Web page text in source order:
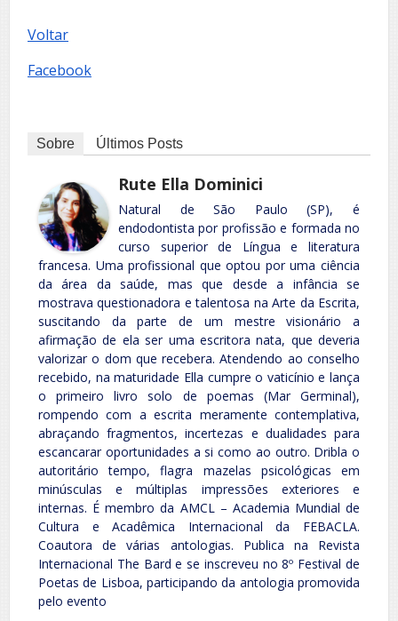
Voltar
Facebook
Sobre Últimos Posts
Rute Ella Dominici
Natural de São Paulo (SP), é
endodontista por profissão e formada no
curso superior de Língua e literatura
francesa. Uma profissional que optou por uma ciência
da área da saúde, mas que desde a infância se
mostrava questionadora e talentosa na Arte da Escrita,
suscitando da parte de um mestre visionário a
afirmação de ela ser uma escritora nata, que deveria
valorizar o dom que recebera. Atendendo ao conselho
recebido, na maturidade Ella cumpre o vaticínio e lança
o primeiro livro solo de poemas (Mar Germinal),
rompendo com a escrita meramente contemplativa,
abraçando fragmentos, incertezas e dualidades para
escancarar oportunidades a si como ao outro. Dribla o
autoritário tempo, flagra mazelas psicológicas em
minúsculas e múltiplas impressões exteriores e
internas. É membro da AMCL – Academia Mundial de
Cultura e Acadêmica Internacional da FEBACLA.
Coautora de várias antologias. Publica na Revista
Internacional The Bard e se inscreveu no 8º Festival de
Poetas de Lisboa, participando da antologia promovida
pelo evento